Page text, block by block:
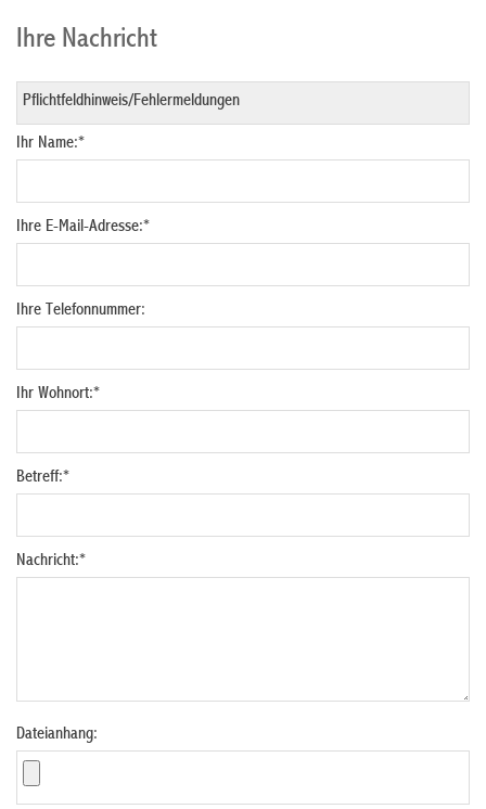
Ihre Nachricht
Ihr Name:*
Ihre E-Mail-Adresse:*
Ihre Telefonnummer:
Ihr Wohnort:*
Betreff:*
Nachricht:*
Dateianhang: